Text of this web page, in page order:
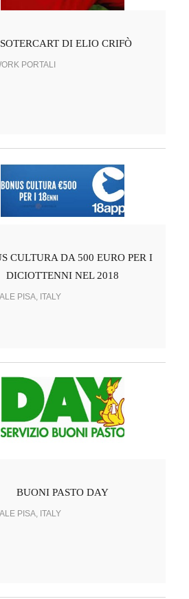
DI ELIO CRIFÒ
PORTALI
CULTURA DA 500 EURO PER I
DICIOTTENNI NEL 2018
PISA, ITALY
BUONI PASTO DAY
PISA, ITALY